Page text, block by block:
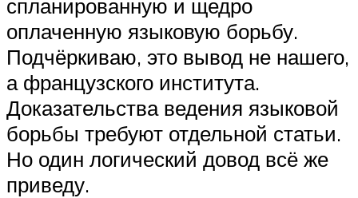
спланированную и щедро
оплаченную языковую борьбу.
Подчёркиваю, это вывод не нашего,
а французского института.
Доказательства ведения языковой
борьбы требуют отдельной статьи.
Но один логический довод всё же
приведу.